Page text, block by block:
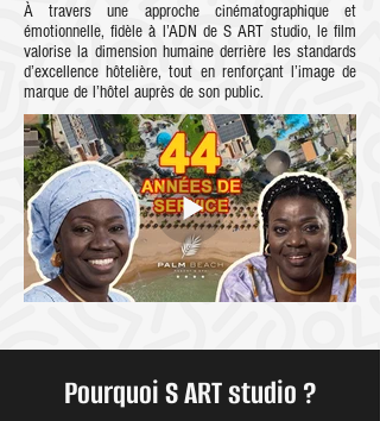
À travers une approche cinématographique et
émotionnelle, fidèle à l’ADN de S ART studio, le film
valorise la dimension humaine derrière les standards
d’excellence hôtelière, tout en renforçant l’image de
marque de l’hôtel auprès de son public.
Pourquoi S ART studio ?